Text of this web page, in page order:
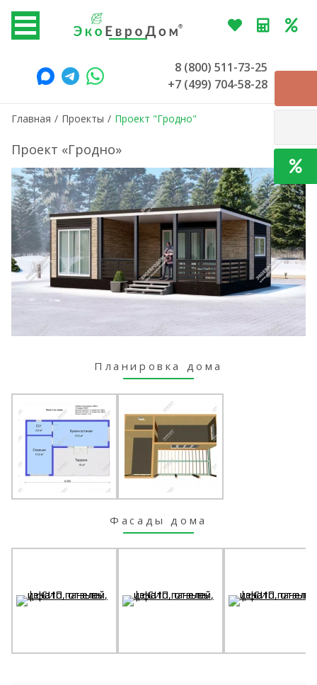
8 (800) 511-73-25
+7 (499) 704-58-28
Главная / Проекты / Проект "Гродно"
Проект «Гродно»
Планировка дома
Фасады дома